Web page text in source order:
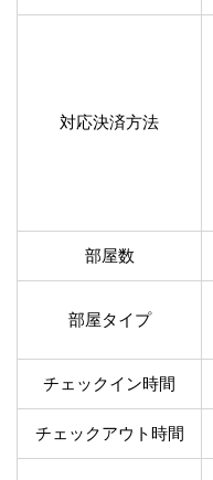
対応決済方法
部屋数
部屋タイプ
チェックイン時間
チェックアウト時間